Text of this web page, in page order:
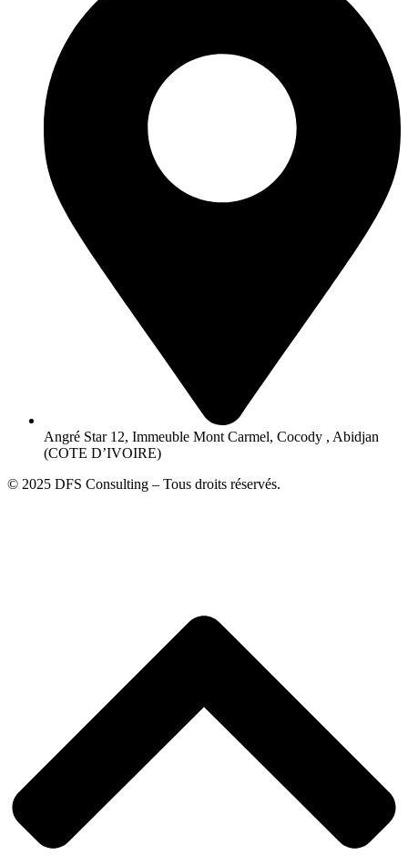
Angré Star 12, Immeuble Mont Carmel, Cocody , Abidjan
(COTE D’IVOIRE)
© 2025 DFS Consulting – Tous droits réservés.